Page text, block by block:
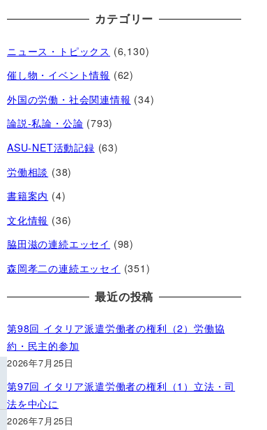
カテゴリー
ニュース・トピックス (6,130)
催し物・イベント情報 (62)
外国の労働・社会関連情報 (34)
論説-私論・公論 (793)
ASU-NET活動記録 (63)
労働相談 (38)
書籍案内 (4)
文化情報 (36)
脇田滋の連続エッセイ (98)
森岡孝二の連続エッセイ (351)
最近の投稿
第98回 イタリア派遣労働者の権利（2）労働協
約・民主的参加
2026年7月25日
第97回 イタリア派遣労働者の権利（1）立法・司
法を中心に
2026年7月25日